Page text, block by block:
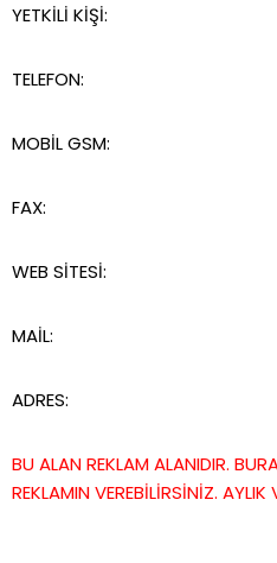
YETKİLİ KİŞİ:
TELEFON:
MOBİL GSM:
FAX:
WEB SİTESİ:
MAİL:
ADRES:
BU ALAN REKLAM ALANIDIR.
REKLAMIN VEREBİLİRSİNİZ. AYLIK